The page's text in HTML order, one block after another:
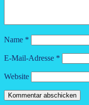
Name *
E-Mail-Adresse *
Website